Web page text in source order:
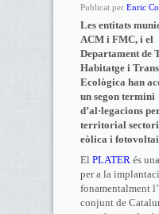
Publicat per Enric
Les entitats
ACM i FMC, i el
Departament de
Habitatge i
Ecològica han
un segon termini
d’al·legacions
territorial
eòlica i
El PLATER és
per a la
fonamentalment
conjunt de